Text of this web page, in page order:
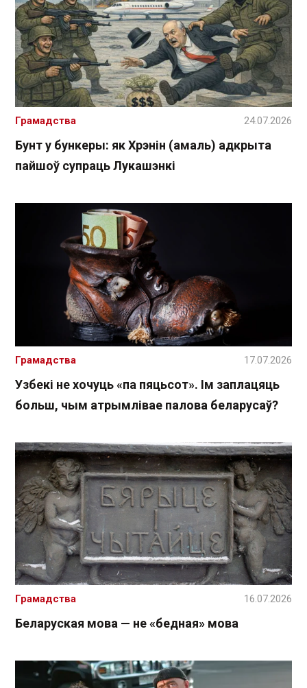
Бунт у бункеры: як Хрэнін (амаль) адкрыта
пайшоў супраць Лукашэнкі
Грамадства 24.07.2026
Узбекі не хочуць «па пяцьсот». Ім заплацяць
больш, чым атрымлівае палова беларусаў?
Грамадства 17.07.2026
Беларуская мова — не «бедная» мова
Грамадства 16.07.2026